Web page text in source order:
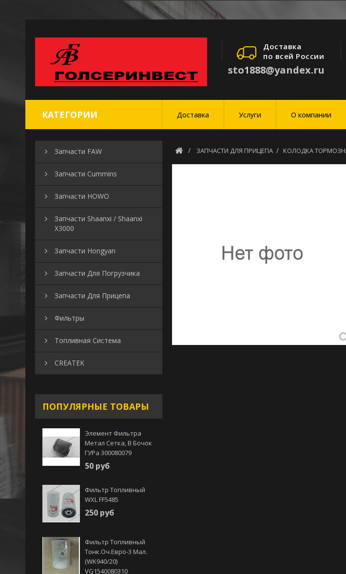
Доставка
по всей России
sto1888@yandex.ru
Доставка Услуги О компании
КАТЕГОРИИ
Запчасти FAW
Запчасти Cummins
Запчасти HOWO
Запчасти Shaanxi / Shaanxi
X3000
Запчасти Hongyan
Запчасти Для Погрузчика
Запчасти Для Прицепа
Фильтры
Топливная Система
CREATEK
ПОПУЛЯРНЫЕ ТОВАРЫ
Элемент Фильтра
Метал Сетка, В Бочок
ГУРа 300080079
50 руб
Фильтр Топливный
WXL FF5485
250 руб
Фильтр Топливный
Тонк.оч.Евро-3 Мал.
(WK940/20)
VG1540080310
ЗАПЧАСТИ ДЛЯ ПРИЦЕПА КОЛОДКА